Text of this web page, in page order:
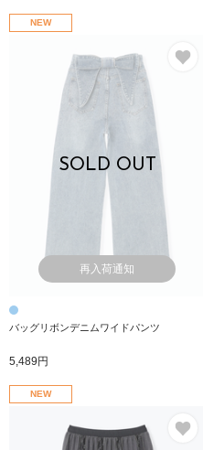
NEW
SOLD OUT
再入荷通知
バッグリボンデニムワイドパンツ
5,489円
NEW